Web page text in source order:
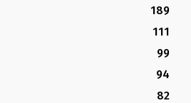
189
111
99
94
82